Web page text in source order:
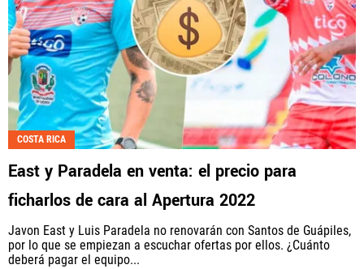
QUIENES SOMOS | STAFF | CONTACTO
Términos y Condiciones
Políticas de Privacidad
Política Editorial
Ad Choices
Fútbol Centroamérica, al igual que Futbol Sites, es
una compañía perteneciente a Better Collective.
Todos los derechos reservados.
COSTA RICA
East y Paradela en venta: el precio para
ficharlos de cara al Apertura 2022
Javon East y Luis Paradela no renovarán con Santos de Guápiles,
por lo que se empiezan a escuchar ofertas por ellos. ¿Cuánto
deberá pagar el equipo...